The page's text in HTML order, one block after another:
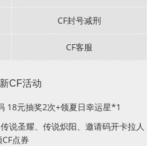
CF封号减刑
CF客服
CF活动
18元抽奖2次+领夏日幸运星*1
说圣耀、传说炽阳、邀请码开卡拉人
CF点券